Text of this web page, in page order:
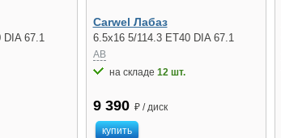
DIA 67.1
Carwel Лабаз
6.5x16 5/114.3 ET40 DIA 67.1
AB
на складе 12 шт.
9 390 ₽ / диск
купить